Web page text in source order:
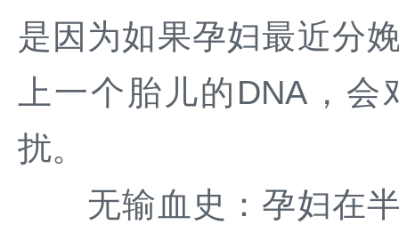
是因为如果孕妇最近分
上一个胎儿的DNA，
扰。
无输血史：孕妇在半